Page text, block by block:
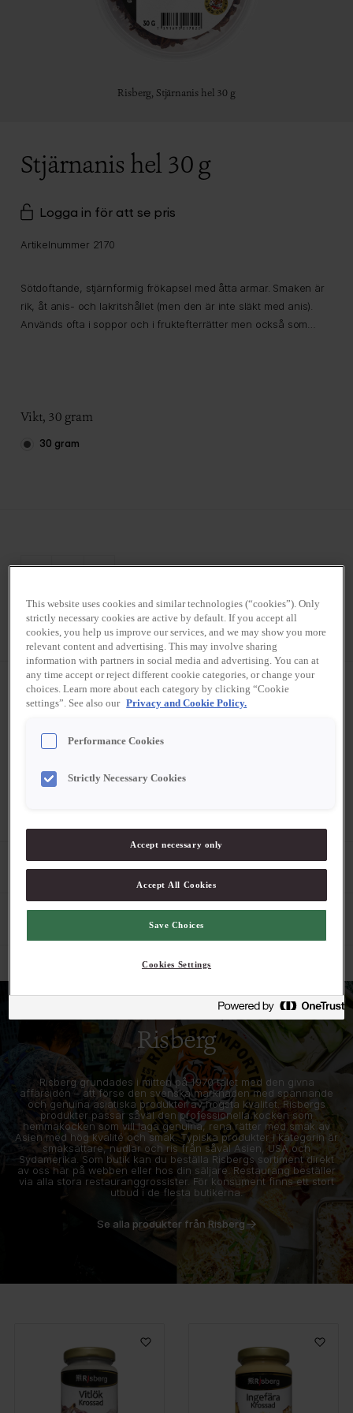
Stjärnanis hel 30 g
Logga in för att se pris
Artikelnummer 2170
Sötdoftande, stjärnformig frökapsel med åtta armar. Smaken är
rik, åt anis- och lakritshållet (men den är inte släkt med anis).
Används ofta i soppor och i fruktefterrätter men också som
Vikt, 30 gram
30 gram
Styck Kartong (12x30g)
Logga in för att se pris
Risberg, Stjärnanis hel 30 g
Produktbeskrivning
Risberg
Risberg grundades i mitten på 1970 talet med den givna
affärsidén – att förse den svenska marknaden med spännande
och genuina asiatiska produkter av högsta kvalitet. Risbergs
produkter passar såväl den professionella kocken som
hemmakocken som vill laga genuina, rena rätter med smak av
Asien med hög kvalité och smak. Typiska produkter i kategorin är
smaksättare, nudlar och ris från såväl Asien, USA och
Sydamerika. Som butik kan du beställa Risbergs sortiment direkt
av oss här på webben eller hos din säljare. Restaurang beställer
via alla stora restauranggrossister. För konsument finns ett stort
utbud i de flesta butikerna.
Se alla produkter från Risberg
This website uses cookies and similar technologies (“cookies”). Only
strictly necessary cookies are active by default. If you accept all
cookies, you help us improve our services, and we may show you more
relevant content and advertising. This may involve sharing
information with partners in social media and advertising. You can at
any time accept or reject different cookie categories, or change your
choices. Learn more about each category by clicking “Cookie
settings”. See also our Privacy and Cookie Policy.
Performance Cookies
Strictly Necessary Cookies
Accept necessary only
Accept All Cookies
Save Choices
Cookies Settings